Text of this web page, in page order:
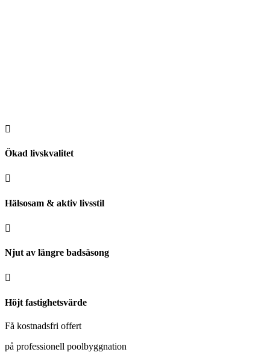

Ökad livskvalitet

Hälsosam & aktiv livsstil

Njut av längre badsäsong

Höjt fastighetsvärde
Få kostnadsfri offert
på professionell poolbyggnation